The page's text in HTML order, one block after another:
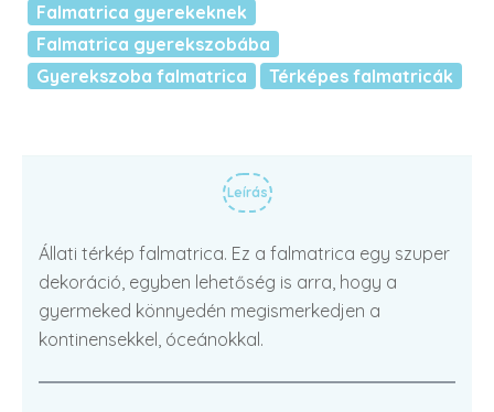
Falmatrica gyerekeknek
Falmatrica gyerekszobába
Gyerekszoba falmatrica
Térképes falmatricák
Leírás
Állati térkép falmatrica. Ez a falmatrica egy szuper
dekoráció, egyben lehetőség is arra, hogy a
gyermeked könnyedén megismerkedjen a
kontinensekkel, óceánokkal.